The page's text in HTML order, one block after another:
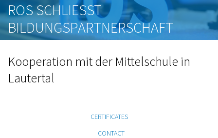
ROS SCHLIESST B
ILDUNGSPARTNERSCHAFT
Kooperation mit der Mittelschule in
Lautertal
CERTIFICATES
CONTACT